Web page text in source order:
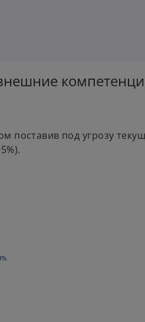
поставив под угрозу